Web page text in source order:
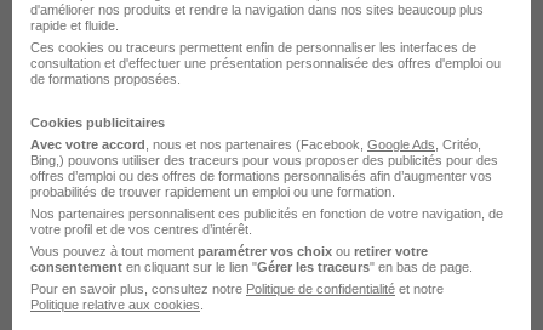
Corbas - 69
Cuisinier Collectivite -Lyon H/F
Domino RH
d'améliorer nos produits et rendre la navigation dans nos sites beaucoup plus
rapide et fluide.
Ces cookies ou traceurs permettent enfin de personnaliser les interfaces de
consultation et d'effectuer une présentation personnalisée des offres d'emploi ou
de formations proposées.
Cookies publicitaires
Avec votre accord , nous et nos partenaires (Facebook, Google Ads , Critéo,
Bing,) pouvons utiliser des traceurs pour vous proposer des publicités pour des
offres d’emploi ou des offres de formations personnalisés afin d’augmenter vos
probabilités de trouver rapidement un emploi ou une formation.
Nos partenaires personnalisent ces publicités en fonction de votre navigation, de
votre profil et de vos centres d’intérêt.
Vous pouvez à tout moment paramétrer vos choix ou retirer votre
consentement en cliquant sur le lien "Gérer les traceurs" en bas de page.
Pour en savoir plus, consultez notre Politique de confidentialité et notre
Politique relative aux cookies